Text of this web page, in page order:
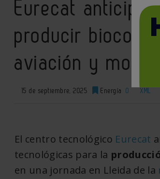
Eurecat anticipa
producir
aviación y
15 de septiembre, 2025 Energía 0 XML
El centro tecnológico Eurecat
tecnológicas para la
en una jornada en Lleida de la